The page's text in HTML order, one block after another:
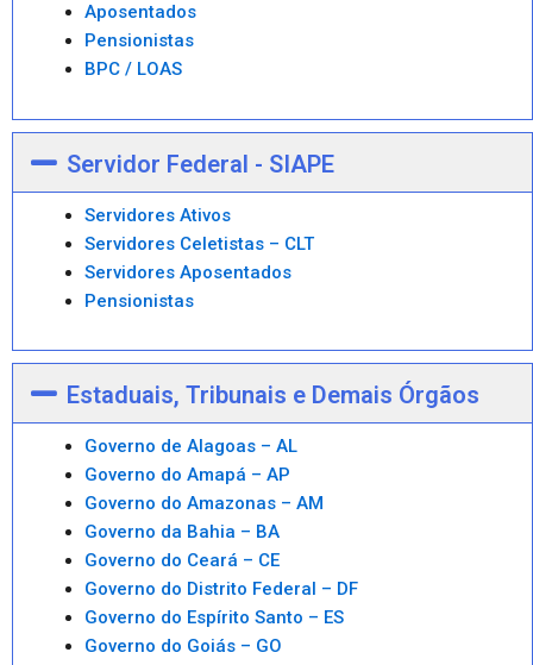
Aposentados
Pensionistas
BPC / LOAS
Servidor Federal - SIAPE
Servidores Ativos
Servidores Celetistas – CLT
Servidores Aposentados
Pensionistas
Estaduais, Tribunais e Demais Órgãos
Governo de Alagoas – AL
Governo do Amapá – AP
Governo do Amazonas – AM
Governo da Bahia – BA
Governo do Ceará – CE
Governo do Distrito Federal – DF
Governo do Espírito Santo – ES
Governo do Goiás – GO